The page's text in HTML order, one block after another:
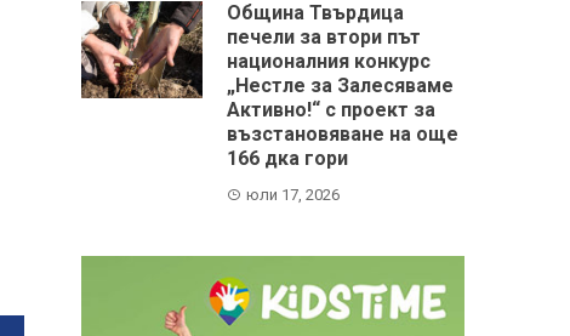
Община Твърдица
печели за втори път
националния конкурс
„Нестле за Залесяваме
Активно!“ с проект за
възстановяване на още
166 дка гори
юли 17, 2026